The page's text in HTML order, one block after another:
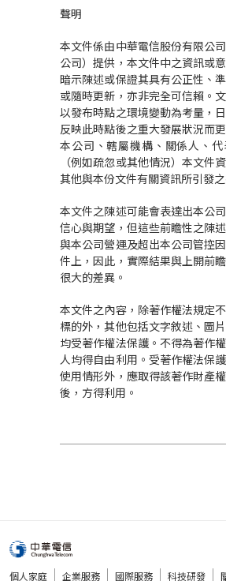
聲明
本文件係由中華電信股份有限公
公司）提供，本文件中之資訊或
暗示陳述或保證其具有公正性、
或隨時更新，亦非完全可信賴。
以發布時點之環境變動為考量，
反映此時點後之重大發展狀況而
本公司、轄屬機構、關係人、
（例如疏忽或其他情況）本文件
其他與本份文件有關資訊所引發之
本文件之陳述可能會表達出本公
信心與期望，但這些前瞻性之陳
與本公司營運及超出本公司管控
件上，因此，實際結果與上開前
很大的差異。
本文件之內容，除著作權法規定
標的外，其他包括文字敘述、圖
均受著作權法保護。不得為著作
人均得自由利用。受著作權法保
使用情形外，應取得該著作財產
後，方得利用。
個人家庭 企業服務 國際服務 科技研發